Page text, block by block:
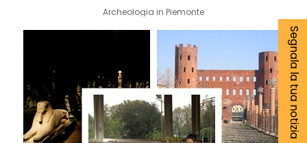
Archeologia in Piemonte
Segnala la tua notizia